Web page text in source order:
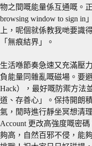
物之間嘅能量係互通嘅。
browsing window to sign
上，呢個就係教我哋要識
「無痕結界」。
生活喺節奏急速又充滿壓
負能量同雜亂嘅磁場。要
Hack），最好嘅防禦方法
道、存善心」。保持開朗
氣，閒時進行靜坐冥想清
Account 更改高強度嘅密
夠高，自然百邪不侵，能